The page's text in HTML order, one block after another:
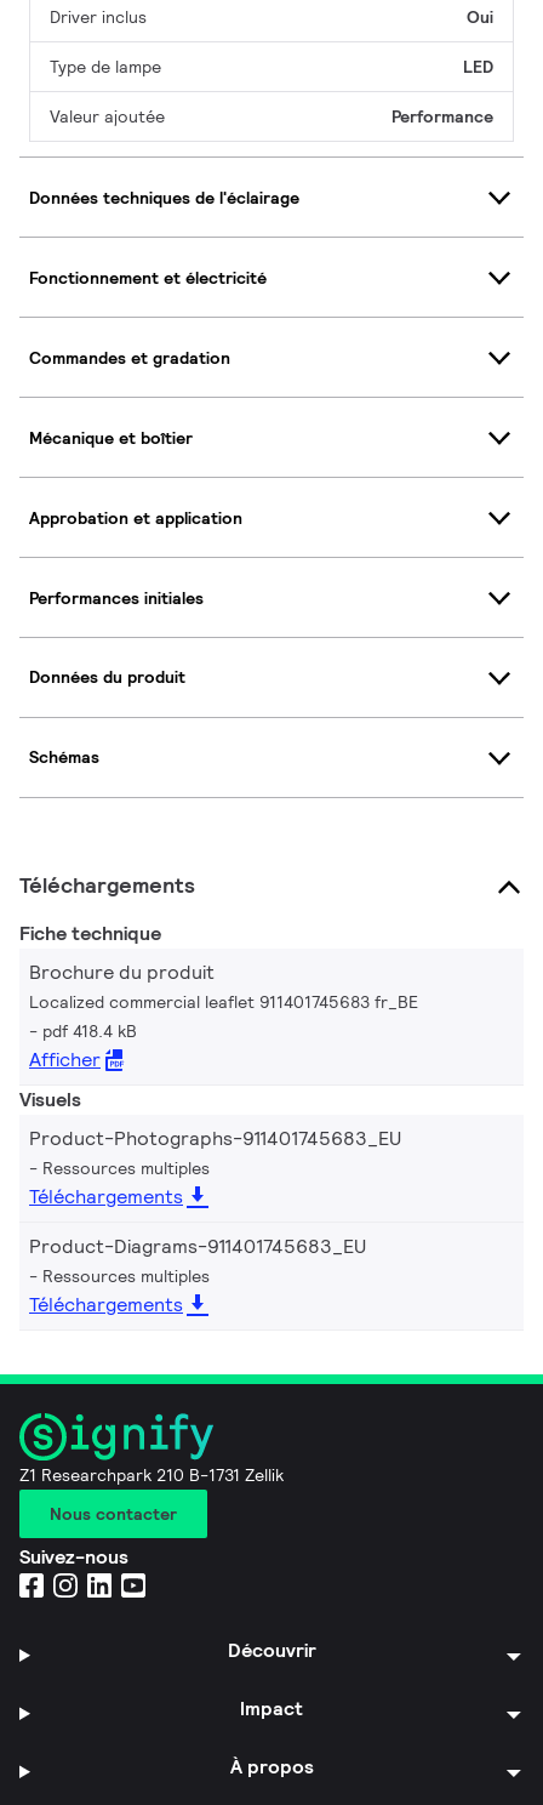
Driver inclus Oui
Type de lampe LED
Valeur ajoutée Performance
Données techniques de l'éclairage
Fonctionnement et électricité
Commandes et gradation
Mécanique et boîtier
Approbation et application
Performances initiales
Données du produit
Schémas
Téléchargements
Fiche technique
Brochure du produit
Localized commercial leaflet 911401745683 fr_BE
pdf 418.4 kB
Afficher
Visuels
Product-Photographs-911401745683_EU
Ressources multiples
Téléchargements
Product-Diagrams-911401745683_EU
Ressources multiples
Téléchargements
Z1 Researchpark 210 B-1731 Zellik
Nous contacter
Suivez-nous
Découvrir
Impact
À propos